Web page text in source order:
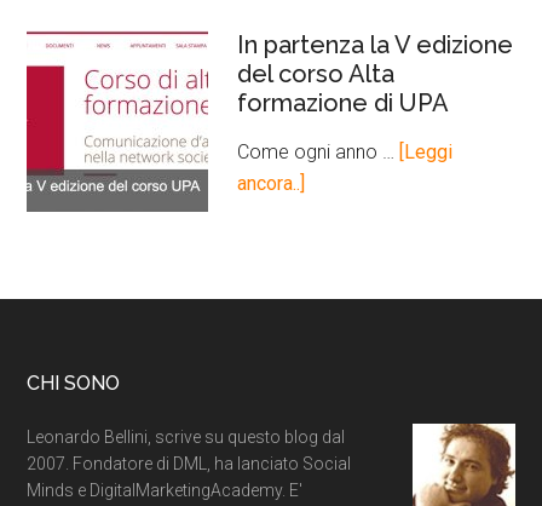
In partenza la V edizione
del corso Alta
formazione di UPA
Come ogni anno …
[Leggi
ancora..]
CHI SONO
Leonardo Bellini, scrive su questo blog dal
2007. Fondatore di DML, ha lanciato Social
Minds e DigitalMarketingAcademy. E'